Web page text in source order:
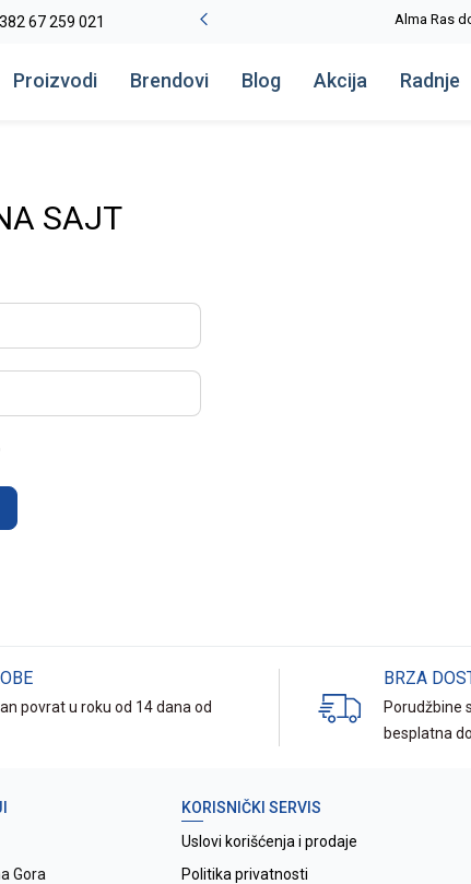
67 259 021
više Alma Ras
Proizvodi Brendovi Blog Akcija Radnje
SAJT
povrat u roku od 14 dana od
BRZA
Porudžbine
besplatna
Gora
KORISNIČKI SERVIS
Uslovi korišćenja i prodaje
Politika privatnosti